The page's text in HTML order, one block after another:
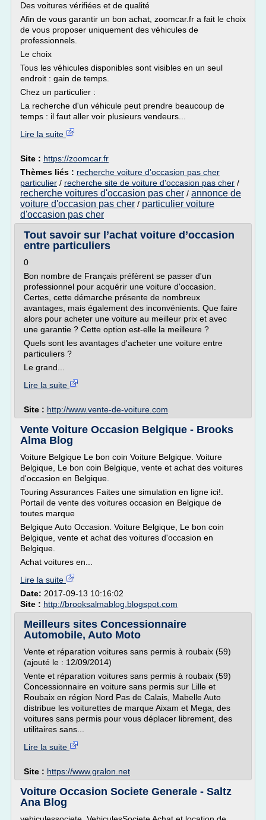
Des voitures vérifiées et de qualité
Afin de vous garantir un bon achat, zoomcar.fr a fait le choix
de vous proposer uniquement des véhicules de
professionnels.
Le choix
Tous les véhicules disponibles sont visibles en un seul
endroit : gain de temps.
Chez un particulier :
La recherche d'un véhicule peut prendre beaucoup de
temps : il faut aller voir plusieurs vendeurs...
Lire la suite
Site : https://zoomcar.fr
Thèmes liés : recherche voiture d'occasion pas cher
particulier / recherche site de voiture d'occasion pas cher /
recherche voitures d'occasion pas cher / annonce de
voiture d'occasion pas cher / particulier voiture
d'occasion pas cher
Tout savoir sur l’achat voiture d’occasion
entre particuliers
0
Bon nombre de Français préfèrent se passer d'un
professionnel pour acquérir une voiture d'occasion.
Certes, cette démarche présente de nombreux
avantages, mais également des inconvénients. Que faire
alors pour acheter une voiture au meilleur prix et avec
une garantie ? Cette option est-elle la meilleure ?
Quels sont les avantages d'acheter une voiture entre
particuliers ?
Le grand...
Lire la suite
Site : http://www.vente-de-voiture.com
Vente Voiture Occasion Belgique - Brooks
Alma Blog
Voiture Belgique Le bon coin Voiture Belgique. Voiture
Belgique, Le bon coin Belgique, vente et achat des voitures
d'occasion en Belgique.
Touring Assurances Faites une simulation en ligne ici!.
Portail de vente des voitures occasion en Belgique de
toutes marque
Belgique Auto Occasion. Voiture Belgique, Le bon coin
Belgique, vente et achat des voitures d'occasion en
Belgique.
Achat voitures en...
Lire la suite
Date: 2017-09-13 10:16:02
Site : http://brooksalmablog.blogspot.com
Meilleurs sites Concessionnaire
Automobile, Auto Moto
Vente et réparation voitures sans permis à roubaix (59)
(ajouté le : 12/09/2014)
Vente et réparation voitures sans permis à roubaix (59)
Concessionnaire en voiture sans permis sur Lille et
Roubaix en région Nord Pas de Calais, Mabelle Auto
distribue les voiturettes de marque Aixam et Mega, des
voitures sans permis pour vous déplacer librement, des
utilitaires sans...
Lire la suite
Site : https://www.gralon.net
Voiture Occasion Societe Generale - Saltz
Ana Blog